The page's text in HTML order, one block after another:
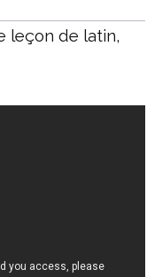
leçon de latin,